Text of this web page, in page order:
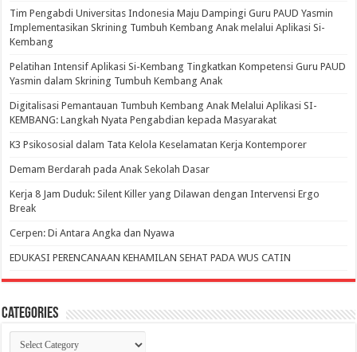
Tim Pengabdi Universitas Indonesia Maju Dampingi Guru PAUD Yasmin
Implementasikan Skrining Tumbuh Kembang Anak melalui Aplikasi Si-
Kembang
Pelatihan Intensif Aplikasi Si-Kembang Tingkatkan Kompetensi Guru PAUD
Yasmin dalam Skrining Tumbuh Kembang Anak
Digitalisasi Pemantauan Tumbuh Kembang Anak Melalui Aplikasi SI-
KEMBANG: Langkah Nyata Pengabdian kepada Masyarakat
K3 Psikososial dalam Tata Kelola Keselamatan Kerja Kontemporer
Demam Berdarah pada Anak Sekolah Dasar
Kerja 8 Jam Duduk: Silent Killer yang Dilawan dengan Intervensi Ergo
Break
Cerpen: Di Antara Angka dan Nyawa
EDUKASI PERENCANAAN KEHAMILAN SEHAT PADA WUS CATIN
Categories
Categories